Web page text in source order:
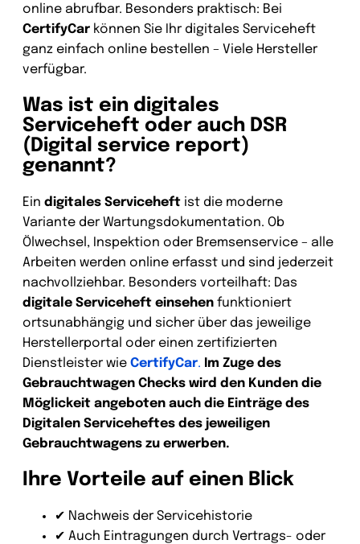
online abrufbar. Besonders praktisch: Bei
CertifyCar können Sie Ihr digitales Serviceheft
ganz einfach online bestellen – Viele Hersteller
verfügbar.
Was ist ein digitales
Serviceheft oder auch DSR
(Digital service report)
genannt?
Ein digitales Serviceheft ist die moderne
Variante der Wartungsdokumentation. Ob
Ölwechsel, Inspektion oder Bremsenservice – alle
Arbeiten werden online erfasst und sind jederzeit
nachvollziehbar. Besonders vorteilhaft: Das
digitale Serviceheft einsehen funktioniert
ortsunabhängig und sicher über das jeweilige
Herstellerportal oder einen zertifizierten
Dienstleister wie CertifyCar. Im Zuge des
Gebrauchtwagen Checks wird den Kunden die
Möglickeit angeboten auch die Einträge des
Digitalen Serviceheftes des jeweiligen
Gebrauchtwagens zu erwerben.
Ihre Vorteile auf einen Blick
✔ Nachweis der Servicehistorie
✔ Auch Eintragungen durch Vertrags- oder